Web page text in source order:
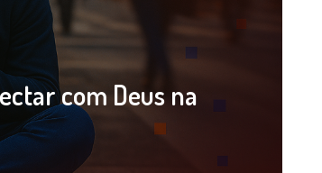
com Deus na